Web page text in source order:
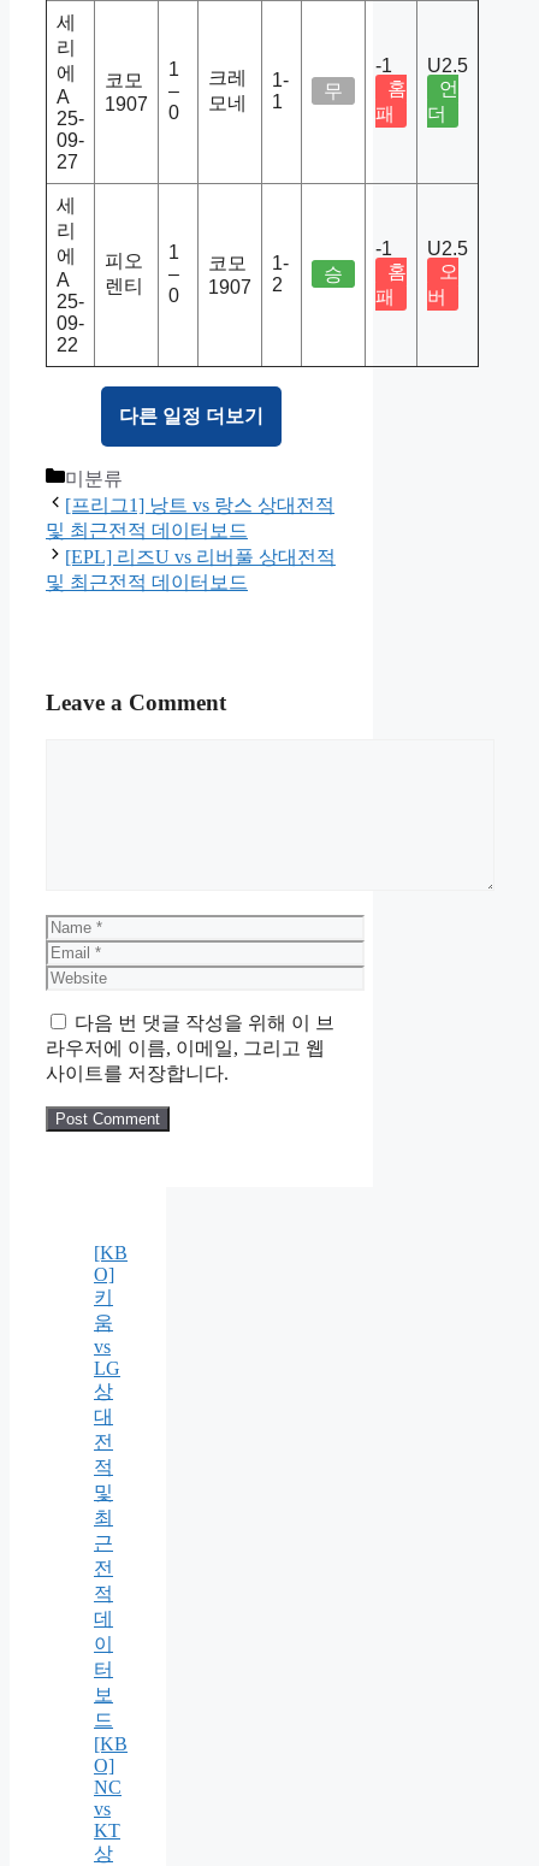
세
리
에
A
25-
09-
27
코모
1907
1
–
0
크레
모네
1-
1
무
-1
홈
패
U2.5
언
더
세
리
에
A
25-
09-
22
피오
렌티
1
–
0
코모
1907
1-
2
승
-1
홈
패
U2.5
오
버
다른 일정 더보기
Categories
미분류
[프리그1] 낭트 vs 랑스 상대전적
및 최근전적 데이터보드
[EPL] 리즈U vs 리버풀 상대전적
및 최근전적 데이터보드
Leave a Comment
Name
Email
Website
다음 번 댓글 작성을 위해 이 브
라우저에 이름, 이메일, 그리고 웹
사이트를 저장합니다.
[KB
O]
키
움
vs
LG
상
대
전
적
및
최
근
전
적
데
이
터
보
드
[KB
O]
NC
vs
KT
상